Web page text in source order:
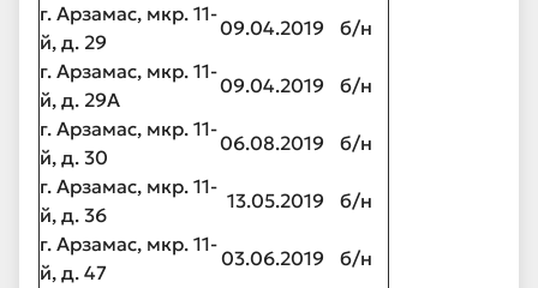
г. Арзамас, мкр. 11-
й, д. 29
09.04.2019
б/н
г. Арзамас, мкр. 11-
й, д. 29А
09.04.2019
б/н
г. Арзамас, мкр. 11-
й, д. 30
06.08.2019
б/н
г. Арзамас, мкр. 11-
й, д. 36
13.05.2019
б/н
г. Арзамас, мкр. 11-
й, д. 47
03.06.2019
б/н